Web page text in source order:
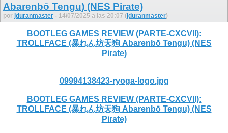
Abarenbō Tengu) (NES Pirate)
por jduranmaster - 14/07/2025 a las 20:07 (jduranmaster)
BOOTLEG GAMES REVIEW (PARTE-CXCVII):
TROLLFACE (暴れん坊天狗 Abarenbō Tengu) (NES
Pirate)
09994138423-ryoga-logo.jpg
BOOTLEG GAMES REVIEW (PARTE-CXCVII):
TROLLFACE (暴れん坊天狗 Abarenbō Tengu) (NES
Pirate)